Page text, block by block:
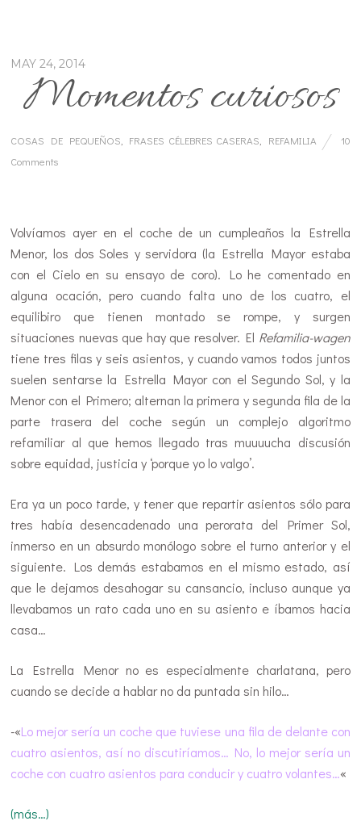
MAY 24, 2014
Momentos curiosos
COSAS DE PEQUEÑOS FRASES CÉLEBRES CASERAS REFAMILIA
10
Comments
Volvíamos ayer en el coche de un cumpleaños la Estrella
Menor, los dos Soles y servidora (la Estrella Mayor estaba
con el Cielo en su ensayo de coro). Lo he comentado en
alguna ocación, pero cuando falta uno de los cuatro, el
equilibiro que tienen montado se rompe, y surgen
situaciones nuevas que hay que resolver. El Refamilia-wagen
tiene tres filas y seis asientos, y cuando vamos todos juntos
suelen sentarse la Estrella Mayor con el Segundo Sol, y la
Menor con el Primero; alternan la primera y segunda fila de la
parte trasera del coche según un complejo algoritmo
refamiliar al que hemos llegado tras muuuucha discusión
sobre equidad, justicia y ‘porque yo lo valgo’.
Era ya un poco tarde, y tener que repartir asientos sólo para
tres había desencadenado una perorata del Primer Sol,
inmerso en un absurdo monólogo sobre el turno anterior y el
siguiente. Los demás estabamos en el mismo estado, así
que le dejamos desahogar su cansancio, incluso aunque ya
llevabamos un rato cada uno en su asiento e íbamos hacia
casa…
La Estrella Menor no es especialmente charlatana, pero
cuando se decide a hablar no da puntada sin hilo…
-«Lo mejor sería un coche que tuviese una fila de delante con
cuatro asientos, así no discutiríamos… No, lo mejor sería un
coche con cuatro asientos para conducir y cuatro volantes…«
(más…)